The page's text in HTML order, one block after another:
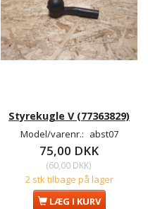
Styrekugle V (77363829)
Model/varenr.: abst07
75,00 DKK
(60,00 DKK)
2 stk tilbage på lager
LÆG I KURV